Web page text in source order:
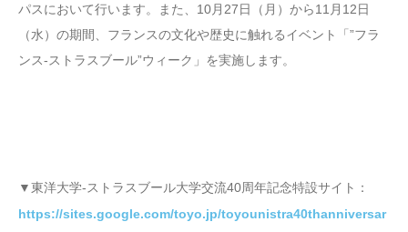
パスにおいて行います。また、10月27日（月）から11月12日
（水）の期間、フランスの文化や歴史に触れるイベント「”フラ
ンス-ストラスブール”ウィーク」を実施します。
▼東洋大学-ストラスブール大学交流40周年記念特設サイト：
https://sites.google.com/toyo.jp/toyounistra40thanniversar